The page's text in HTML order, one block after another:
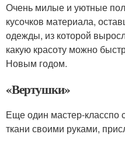
Очень милые и уютные
кусочков материала,
одежды, из которой
какую красоту можно
Новым годом.
«Вертушки»
Еще один мастер-класспо
ткани своими руками,